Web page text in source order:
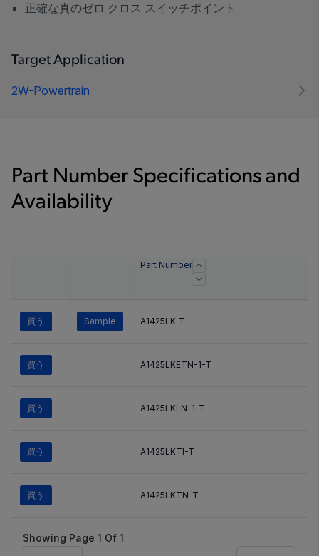
正確な真のゼロ クロス スイッチポイント
Target Application
2W-Powertrain
Part Number Specifications and
Availability
Part Number
買う Sample A1425LK-T
買う A1425LKETN-1-T
買う A1425LKLN-1-T
買う A1425LKTI-T
買う A1425LKTN-T
Showing Page 1 Of 1